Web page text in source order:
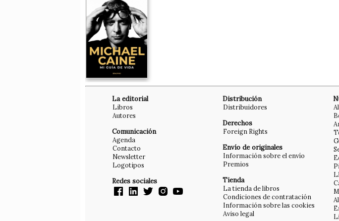
La editorial
Libros
Autores
Comunicación
Agenda
Contacto
Newsletter
Logotipos
Redes sociales
Distribución
Distribuidores
Derechos
Foreign Rights
Envío de originales
Información sobre el envío
Premios
Tienda
La tienda de libros
Condiciones de contratación
Información sobre las cookies
Aviso legal